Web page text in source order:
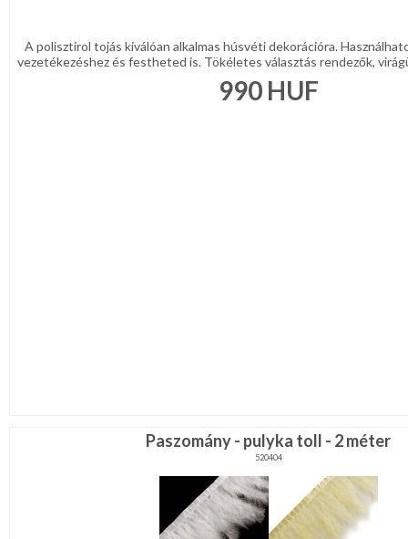
A polisztirol tojás kiválóan alkalmas húsvéti dekorációra.
vezetékezéshez és festheted is. Tökéletes választás rendezők,
990HUF
Paszomány - pulyka toll - 2 méter
520404